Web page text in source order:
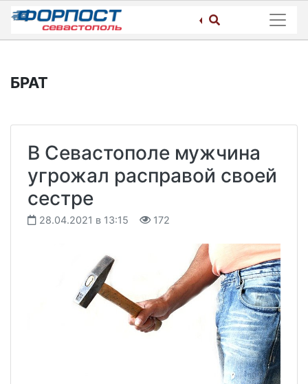
Skip
content
БРАТ
В Севастополе мужчина
угрожал расправой своей
сестре
28.04.2021 в 13:15 172